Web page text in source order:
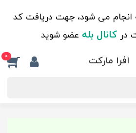
انجام می شود، جهت دریافت کد
درکانال بله عضو شوید
افرا مارکت 0